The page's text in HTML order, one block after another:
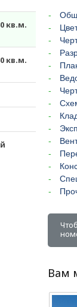
кв.м.
кв.м.
Вам